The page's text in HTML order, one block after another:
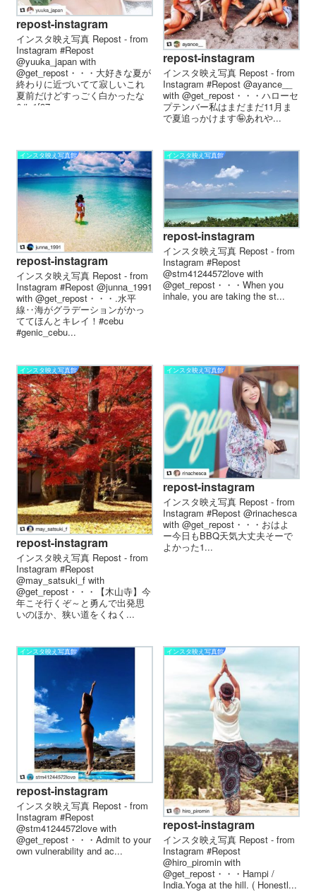
repost-instagram
インスタ映え写真 Repost - from
Instagram #Repost
@yuuka_japan with
@get_repost・・・大好きな夏が
終わりに近づいてて寂しい これ
夏前だけどすっごく白かったな
&#x1f97...
repost-instagram
インスタ映え写真 Repost - from
Instagram #Repost @ayance__
with @get_repost・・・ ハローセ
プテンバー 私はまだまだ11月ま
で夏追っかけます🤪 あれや...
インスタ映え写真館
repost-instagram
インスタ映え写真 Repost - from
Instagram #Repost @junna_1991
with @get_repost・・・.水平
線‥海がグラデーションがかっ
ててほんとキレイ！#cebu
#genic_cebu...
インスタ映え写真館
repost-instagram
インスタ映え写真 Repost - from
Instagram #Repost
@stm41244572love with
@get_repost・・・When you
inhale, you are taking the st...
インスタ映え写真館
repost-instagram
インスタ映え写真 Repost - from
Instagram #Repost
@may_satsuki_f with
@get_repost・・・【木山寺】今
年こそ行くぞ～と勇んで出発️思
いのほか、狭い道をくねく...
インスタ映え写真館
repost-instagram
インスタ映え写真 Repost - from
Instagram #Repost @rinachesca
with @get_repost・・・おはよ
ー 今日もBBQ 天気大丈夫そーで
よかった️️ 1...
インスタ映え写真館
repost-instagram
インスタ映え写真 Repost - from
Instagram #Repost
@stm41244572love with
@get_repost・・・Admit to your
own vulnerability and ac...
インスタ映え写真館
repost-instagram
インスタ映え写真 Repost - from
Instagram #Repost
@hiro_piromin with
@get_repost・・・Hampi /
India.Yoga at the hill. ( Honestl...